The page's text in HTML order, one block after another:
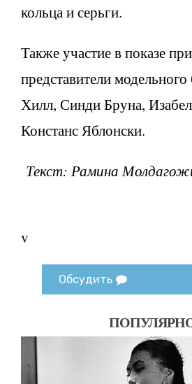
кольца и серьги.
Также участие в показе
представители модельного
Хилл, Синди Бруна,
Констанс Яблонски.
Текст: Рамина
v
Обсудить